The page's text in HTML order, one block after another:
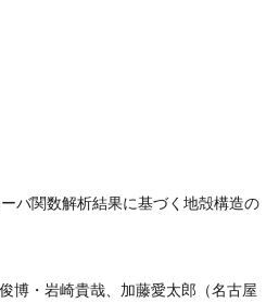
バ関数解析結果に基づく地殻構造の
博・岩崎貴哉、加藤愛太郎（名古屋